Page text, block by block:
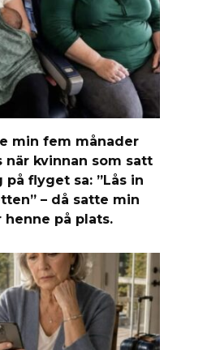
min fem månader
när kvinnan som satt
flyget sa: ”Lås in
– då satte min
på plats.